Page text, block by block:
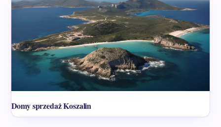
Domy sprzedaż Koszalin